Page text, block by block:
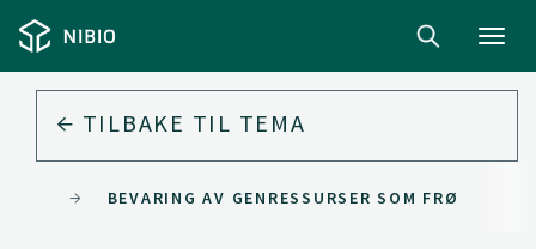
TILBAKE TIL TEMA
BEVARING AV GENRESSURSER SOM FRØ